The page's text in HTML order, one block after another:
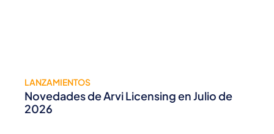
LANZAMIENTOS
Novedades de Arvi Licensing en Julio de
2026